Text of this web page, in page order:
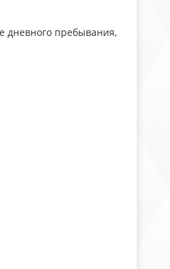
дневного пребывания,